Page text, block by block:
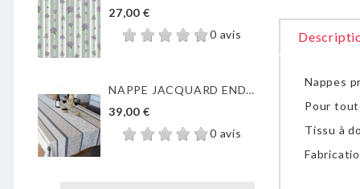
27,00 €
0 avis
NAPPE JACQUARD ENDUIT...
39,00 €
0 avis
Nappes
Pour
Tissu à